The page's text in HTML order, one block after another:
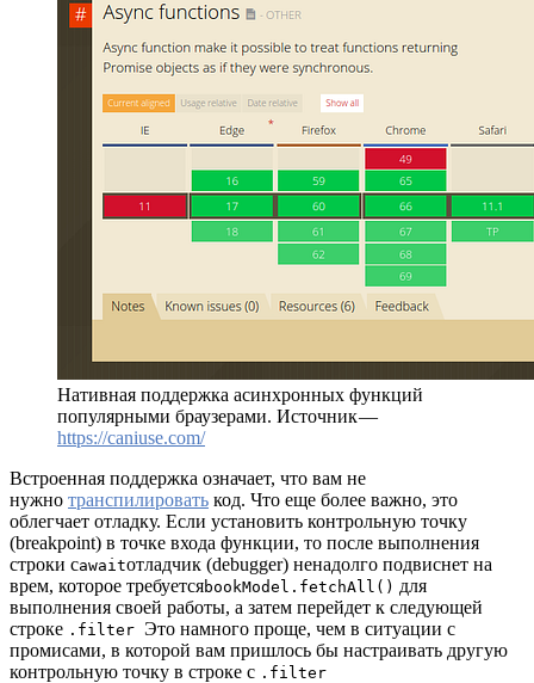
Нативная поддержка асинхронных функций
популярными браузерами. Источник —
https://caniuse.com/
Встроенная поддержка означает, что вам не
нужно транспилировать код. Что еще более важно, это
облегчает отладку. Если установить контрольную точку
(breakpoint) в точке входа функции, то после выполнения
строки сawaitотладчик (debugger) ненадолго подвиснет на
врем, которое требуетсяbookModel.fetchAll() для
выполнения своей работы, а затем перейдет к следующей
строке .filter Это намного проще, чем в ситуации с
промисами, в которой вам пришлось бы настраивать другую
контрольную точку в строке с .filter